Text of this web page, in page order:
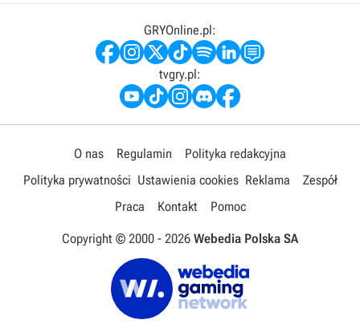
GRYOnline.pl:
tvgry.pl:
O nas Regulamin
Polityka redakcyjna
Polityka prywatności Ustawienia cookies Reklama
Zespół
Praca
Kontakt Pomoc
Copyright © 2000 - 2026 Webedia Polska SA